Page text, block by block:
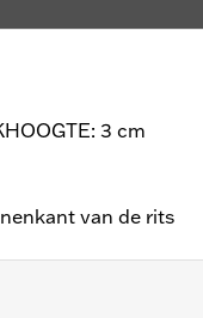
3 cm
van de rits